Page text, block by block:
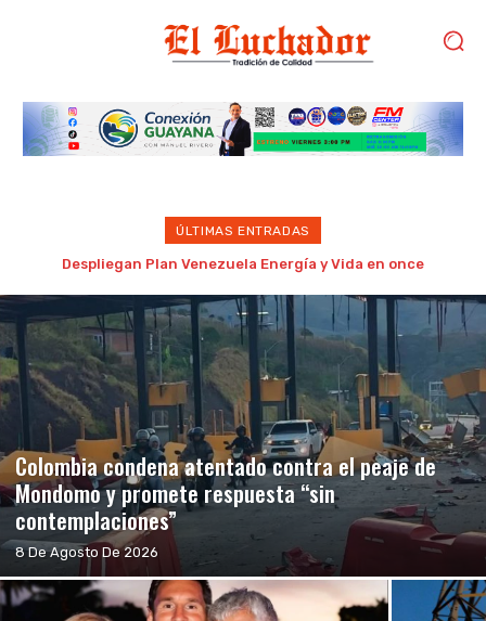
ÚLTIMAS ENTRADAS
Detenido por golpear brutalmente a su madre de 87 años en
Colombia condena atentado contra el peaje de
Mondomo y promete respuesta “sin
contemplaciones”
8 De Agosto De 2026